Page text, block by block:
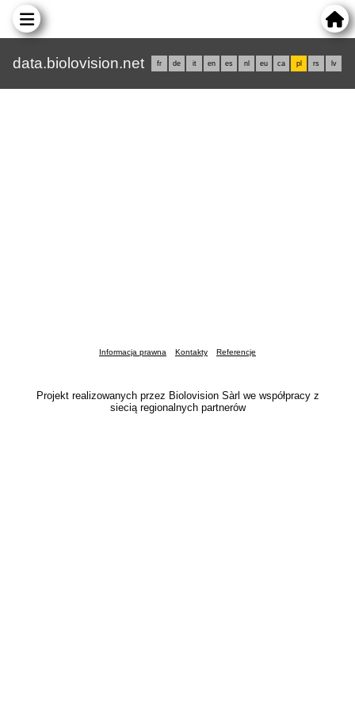
data.biolovision.net fr de it en es nl eu ca pl rs lv
Informacja prawna Kontakty Referencje
Projekt realizowanych przez Biolovision Sàrl we współpracy z
siecią regionalnych partnerów